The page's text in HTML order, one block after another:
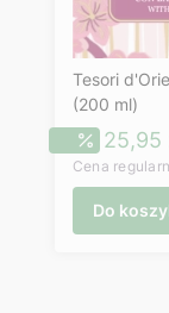
Tesori
(200 ml)
25,95
Cena
Do